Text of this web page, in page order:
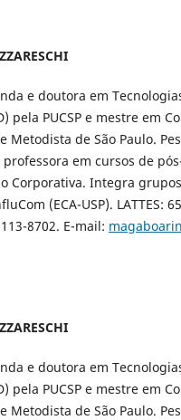
e doutora em
pela PUCSP e mestre em
Metodista de São Paulo.
em cursos de
Corporativa. Integra
(ECA-USP). LATTES:
8702. E-mail:
e doutora em
pela PUCSP e mestre em
Metodista de São Paulo.